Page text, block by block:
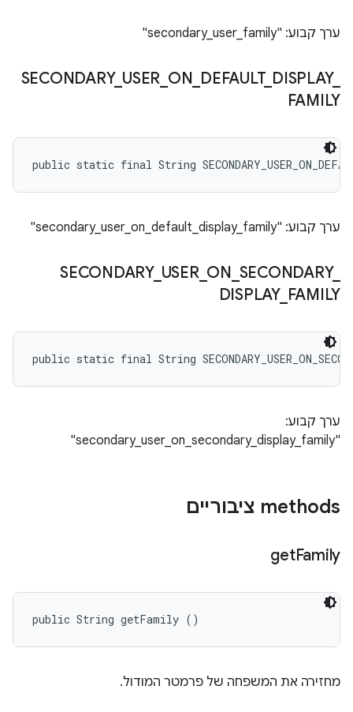
ערך קבוע: "secondary_user_family"
SECONDARY_ USER ON DEFAULT_ DISPLAY_
FAMILY
public static final String
ערך קבוע: "secondary_user_on_default_display_family"
SECONDARY_ USER_ ON SECONDARY_
DISPLAY_ FAMILY
public static final String
ערך קבוע:
"secondary_user_on_secondary_display_family"
‫methods ציבוריים
getFamily
public String getFamily ()
מחזירה את המשפחה של פרמטר המודול.